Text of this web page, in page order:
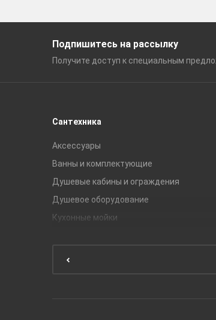
Подпишитесь на рассылку
Получите доступ к специальным
Сантехника
Аксессуары
Ванны и комплектующие
Душевые кабины и ограждения
Душевое оборудование
Кухонные мойки